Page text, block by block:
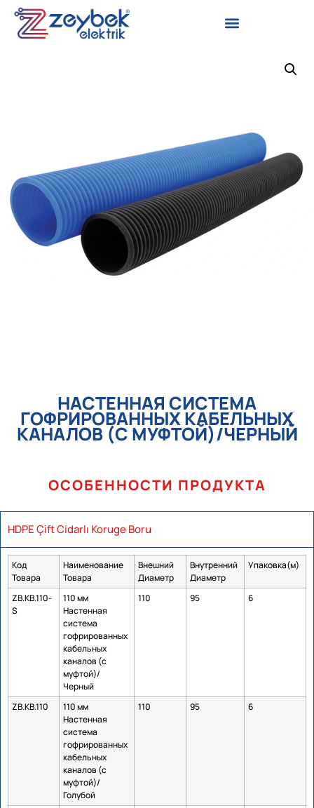
НАСТЕННАЯ СИСТЕМА
ГОФРИРОВАННЫХ КАБЕЛЬНЫХ
КАНАЛОВ (С МУФТОЙ)/ЧЕРНЫЙ
ОСОБЕННОСТИ ПРОДУКТА
HDPE Çift Cidarlı Koruge Boru
Код
Товара
Наименование
Товара
Внешний
Диаметр
Внутренний
Диаметр
Упаковка(м)
ZB.KB.110-
S
110 мм
Настенная
система
гофрированных
кабельных
каналов (с
муфтой)/
Черный
110 95 6
ZB.KB.110
110 мм
Настенная
система
гофрированных
кабельных
каналов (с
муфтой)/
Голубой
110 95 6